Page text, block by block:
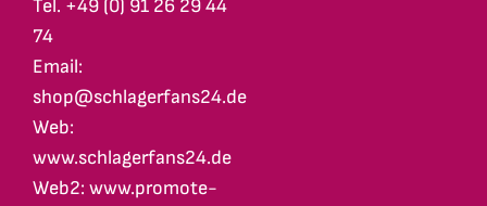
Tel. +49 (0) 91 26 29 44
74
Email:
shop@schlagerfans24.de
Web:
www.schlagerfans24.de
Web2: www.promote-